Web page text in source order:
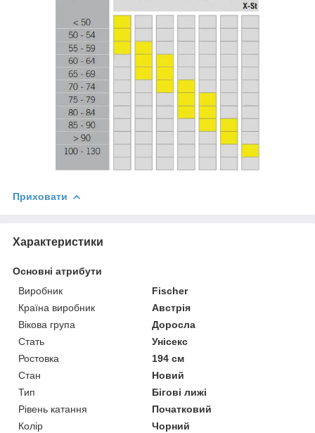
Приховати
Характеристики
Основні атрибути
Виробник
Fischer
Країна виробник
Австрія
Вікова група
Доросла
Стать
Унісекс
Ростовка
194 см
Стан
Новий
Тип
Бігові лижі
Рівень катання
Початковий
Колір
Чорний